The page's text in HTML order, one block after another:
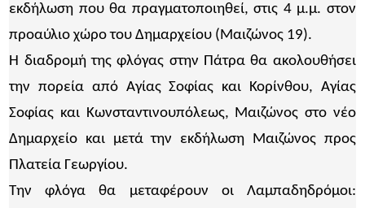
εκδήλωση που θα πραγματοποιηθεί, στις 4 μ.μ. στον
προαύλιο χώρο του Δημαρχείου (Μαιζώνος 19).
Η διαδρομή της φλόγας στην Πάτρα θα ακολουθήσει
την πορεία από Αγίας Σοφίας και Κορίνθου, Αγίας
Σοφίας και Κωνσταντινουπόλεως, Μαιζώνος στο νέο
Δημαρχείο και μετά την εκδήλωση Μαιζώνος προς
Πλατεία Γεωργίου.
Την φλόγα θα μεταφέρουν οι Λαμπαδηδρόμοι: